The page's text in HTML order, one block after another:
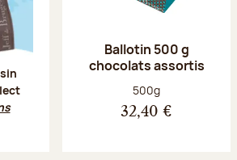
Ballotin 500 g
chocolats assortis
Poids net :
500g
32,40 €